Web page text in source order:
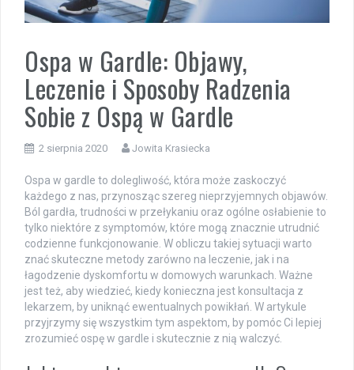
Ospa w Gardle: Objawy,
Leczenie i Sposoby Radzenia
Sobie z Ospą w Gardle
2 sierpnia 2020 Jowita Krasiecka
Ospa w gardle to dolegliwość, która może zaskoczyć
każdego z nas, przynosząc szereg nieprzyjemnych objawów.
Ból gardła, trudności w przełykaniu oraz ogólne osłabienie to
tylko niektóre z symptomów, które mogą znacznie utrudnić
codzienne funkcjonowanie. W obliczu takiej sytuacji warto
znać skuteczne metody zarówno na leczenie, jak i na
łagodzenie dyskomfortu w domowych warunkach. Ważne
jest też, aby wiedzieć, kiedy konieczna jest konsultacja z
lekarzem, by uniknąć ewentualnych powikłań. W artykule
przyjrzymy się wszystkim tym aspektom, by pomóc Ci lepiej
zrozumieć ospę w gardle i skutecznie z nią walczyć.